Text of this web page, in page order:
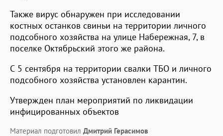
Также вирус обнаружен при исследовании
костных останков свиньи на территории личного
подсобного хозяйства на улице Набережная, 7, в
поселке Октябрьский этого же района.
С 5 сентября на территории свалки ТБО и личного
подсобного хозяйства установлен карантин.
Утвержден план мероприятий по ликвидации
инфицированных объектов
Материал подготовил Дмитрий Герасимов